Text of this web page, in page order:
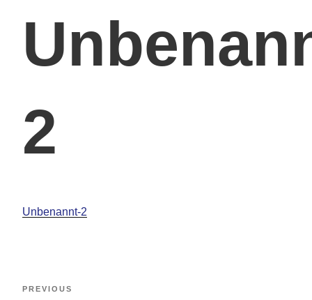
2
Unbenannt-2
PREVIOUS